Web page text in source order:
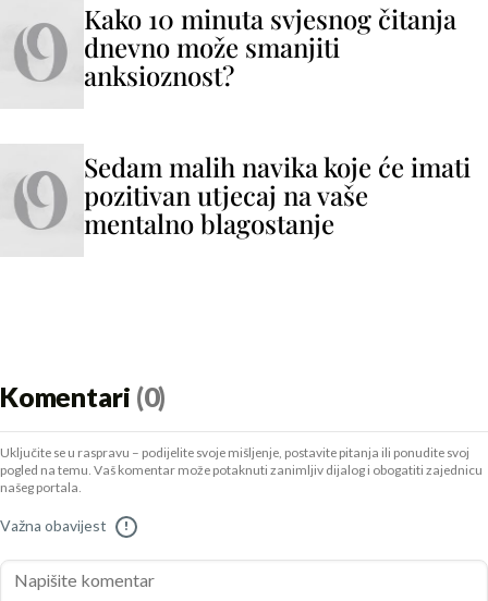
Kako 10 minuta svjesnog čitanja
dnevno može smanjiti
anksioznost?
Sedam malih navika koje će imati
pozitivan utjecaj na vaše
mentalno blagostanje
Komentari (0)
Uključite se u raspravu – podijelite svoje mišljenje, postavite pitanja ili ponudite svoj
pogled na temu. Vaš komentar može potaknuti zanimljiv dijalog i obogatiti zajednicu
našeg portala.
Važna obavijest !